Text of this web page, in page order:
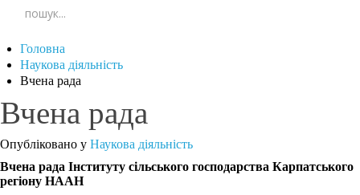
Головна
Наукова діяльність
Вчена рада
Вчена рада
Опубліковано у Наукова діяльність
Вчена рада Інституту сільського господарства Карпатського
регіону НААН